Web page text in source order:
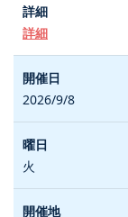
詳細
2026/9/8
火